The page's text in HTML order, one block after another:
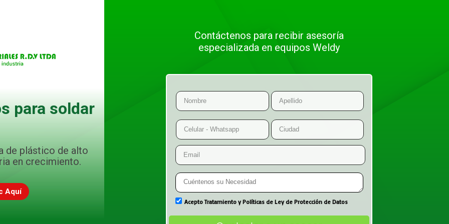
para soldar
de plástico de alto
en crecimiento.
Aquí
Contáctenos para recibir asesoría
especializada en equipos Weldy